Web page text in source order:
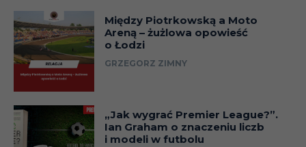
Między Piotrkowską a Moto
Areną – żużlowa opowieść
o Łodzi
GRZEGORZ ZIMNY
„Jak wygrać Premier League?”.
Ian Graham o znaczeniu liczb
i modeli w futbolu